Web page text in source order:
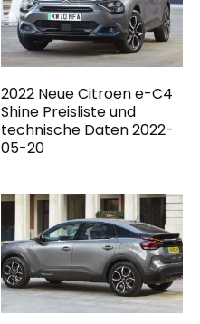
2022 Neue Citroen e-C4
Shine Preisliste und
technische Daten 2022-
05-20